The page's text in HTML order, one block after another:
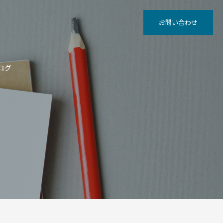
グ
お問い合わせ